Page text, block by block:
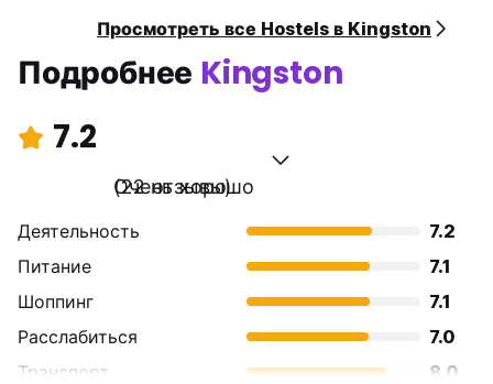
Просмотреть все Hostels в Kingston
Подробнее Kingston
7.2
Очень хорошо
(22 отзывы)
Деятельность
7.2
Питание
7.1
Шоппинг
7.1
Расслабиться
7.0
Транспорт
8.0